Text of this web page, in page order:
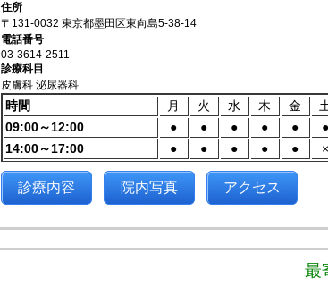
住所
〒131-0032 東京都墨田区東向島5-38-14
電話番号
03-3614-2511
診療科目
皮膚科 泌尿器科
時間 月 火 水 木 金
09:00～12:00
● ● ● ● ● ●
14:00～17:00
● ● ● ● ● ×
診療内容 院内写真 アクセス
最